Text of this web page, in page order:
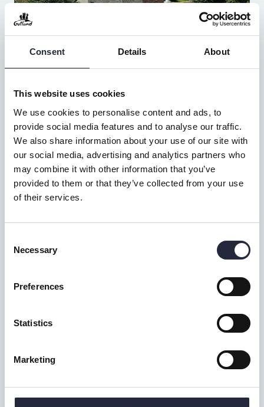
Consent Details About
This website uses cookies
We use cookies to personalise content and ads, to
provide social media features and to analyse our traffic.
We also share information about your use of our site with
our social media, advertising and analytics partners who
may combine it with other information that you’ve
provided to them or that they’ve collected from your use
of their services.
Selection
Necessary
Preferences
Statistics
Marketing
Snabbvisiten
timme? Då har vi sammanställt en perfekt
Läs mer om världsarvet